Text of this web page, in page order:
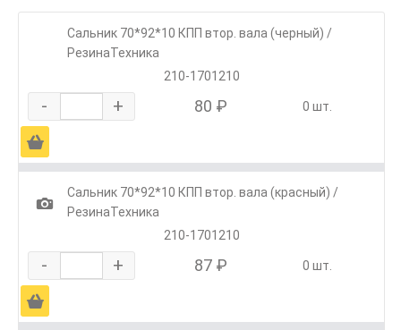
Сальник 70*92*10 КПП втор. вала (черный) /
РезинаТехника
210-1701210
- + 80 ₽ 0 шт.
Ä
1
Сальник 70*92*10 КПП втор. вала (красный) /
РезинаТехника
210-1701210
- + 87 ₽ 0 шт.
Ä